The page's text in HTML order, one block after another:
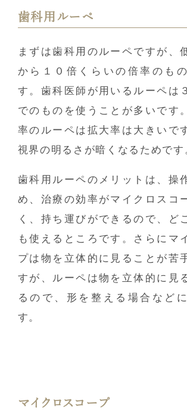
歯科用ルーペ
まずは歯科用のルーペですが、
から１０倍くらいの倍率のも
す。歯科医師が用いるルーペは
でのものを使うことが多いです
率のルーペは拡大率は大きいで
視界の明るさが暗くなるためです
歯科用ルーペのメリットは、操
め、治療の効率がマイクロスコ
く、持ち運びができるので、ど
も使えるところです。さらにマ
プは物を立体的に見ることが苦
すが、ルーペは物を立体的に見
るので、形を整える場合など
す。
マイクロスコープ